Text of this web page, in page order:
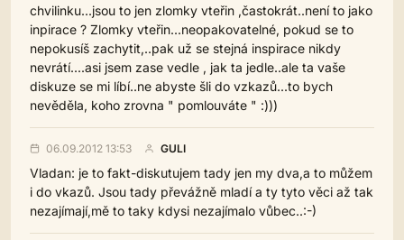
chvilinku...jsou to jen zlomky vteřin ,častokrát..není to jako
inpirace ? Zlomky vteřin...neopakovatelné, pokud se to
nepokusíš zachytit,..pak už se stejná inspirace nikdy
nevrátí....asi jsem zase vedle , jak ta jedle..ale ta vaše
diskuze se mi líbí..ne abyste šli do vzkazů...to bych
nevěděla, koho zrovna " pomlouváte " :)))
06.09.2012 13:53 GULI
Vladan: je to fakt-diskutujem tady jen my dva,a to můžem
i do vkazů. Jsou tady převážně mladí a ty tyto věci až tak
nezajímají,mě to taky kdysi nezajímalo vůbec..:-)